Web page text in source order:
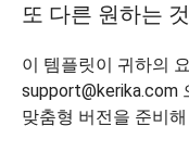
또 다른 원하는
이 템플릿이 귀하의
support@kerika.com
맞춤형 버전을 준비